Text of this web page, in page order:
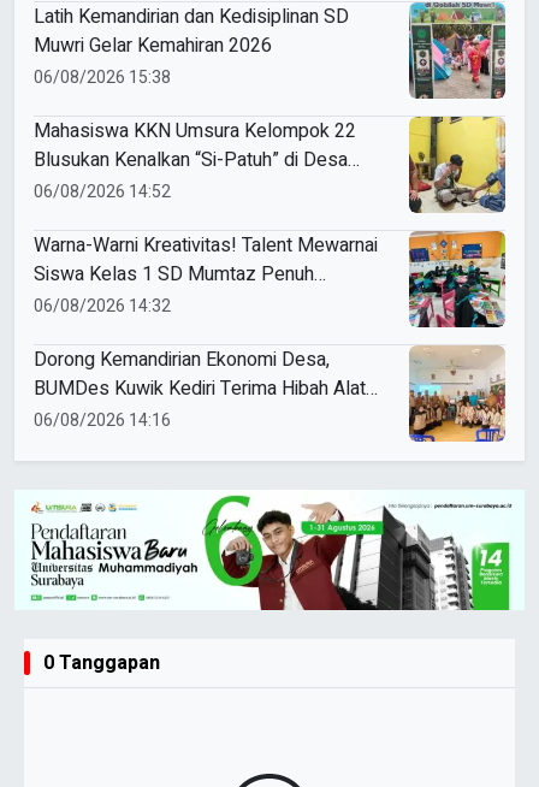
Latih Kemandirian dan Kedisiplinan SD
Muwri Gelar Kemahiran 2026
06/08/2026 15:38
Mahasiswa KKN Umsura Kelompok 22
Blusukan Kenalkan “Si-Patuh” di Desa
Banjarkejen
06/08/2026 14:52
Warna-Warni Kreativitas! Talent Mewarnai
Siswa Kelas 1 SD Mumtaz Penuh
Keceriaan
06/08/2026 14:32
Dorong Kemandirian Ekonomi Desa,
BUMDes Kuwik Kediri Terima Hibah Alat
Pencetak Briket Biomassa Briqpress
06/08/2026 14:16
0 Tanggapan